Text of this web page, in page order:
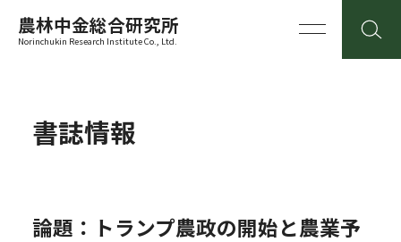
農林中金総合研究所
Norinchukin Research Institute Co., Ltd.
書誌情報
論題：トランプ農政の開始と農業予